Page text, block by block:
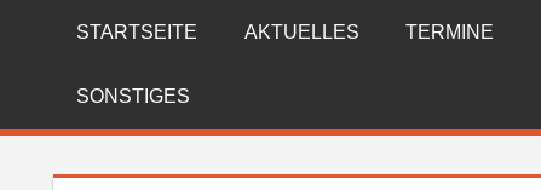
FREIWILLIGE
FEUERWEHR
REICHENBERG
STARTSEITE AKTUELLES TERMINE
SONSTIGES